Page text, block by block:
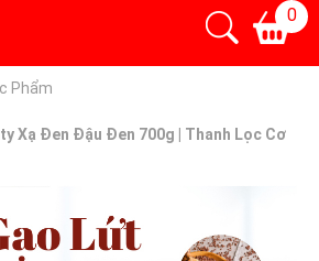
0
Phẩm
Xạ Đen Đậu Đen 700g | Thanh Lọc Cơ